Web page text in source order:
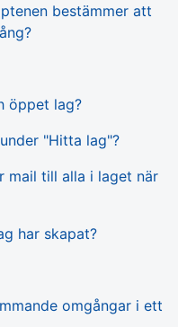
bestämmer att
öppet lag?
"Hitta lag"?
mail till alla i laget när
har skapat?
omgångar i ett